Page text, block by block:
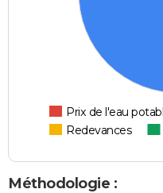
Prix de l'eau
Redevances
Méthodologie :